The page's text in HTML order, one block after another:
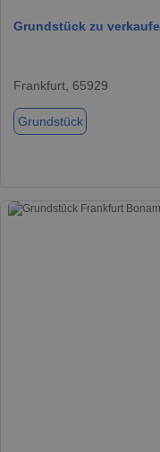
Grundstück zu
Frankfurt, 65929
Grundstück